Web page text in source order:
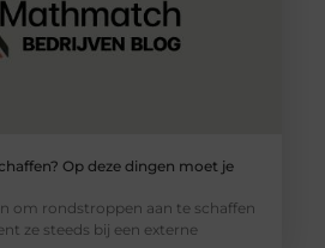
Op deze dingen moet je
om rondstroppen aan te schaffen
ze steeds bij een externe